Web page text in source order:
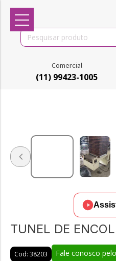
Search
for:
Comercial
(11) 99423-1005
TUNEL DE
Cod: 38203 Fale conosco